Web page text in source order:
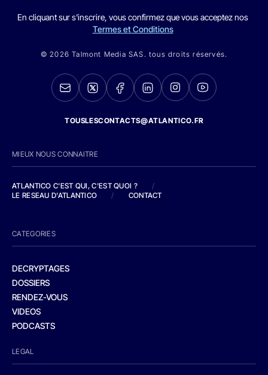
En cliquant sur s'inscrire, vous confirmez que vous acceptez nos
Termes et Conditions
© 2026 Talmont Media SAS. tous droits réservés.
TOUSLESCONTACTS@ATLANTICO.FR
MIEUX NOUS CONNAITRE
ATLANTICO C'EST QUI, C'EST QUOI ?
/
LE RESEAU D'ATLANTICO
/ CONTACT
CATEGORIES
DECRYPTAGES
DOSSIERS
RENDEZ-VOUS
VIDEOS
PODCASTS
LEGAL